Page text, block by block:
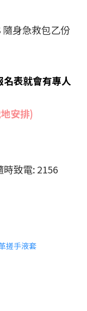
隨身急救包乙份
表就會有專人
安排)
致電: 2156